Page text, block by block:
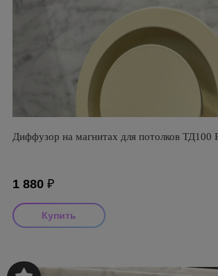
Диффузор на магнитах для потолков ТД100
1 880 ₽